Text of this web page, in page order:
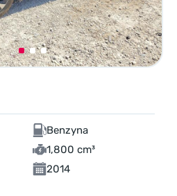
Benzyna
1,800 cm³
2014